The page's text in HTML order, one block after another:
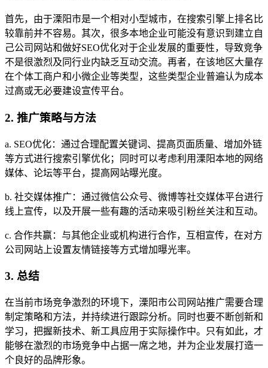
首先，由于溧阳市是一个相对小型城市，在搜索引擎上排名比
较靠前并不容易。其次，很多本地企业可能没有意识到建立自
己公司网站和做好SEO优化对于企业发展的重要性，导致竞争
不是很激烈及同行业内缺乏互动交流。再者，在该地区大量存
在个体工商户和小微企业等类型，这些类型企业普遍认为成本
过高或无必要建设宣传平台。
2. 推广策略与方法
a. SEO优化：通过合理配置关键词、提高页面质量、增加外链
等方式进行搜索引擎优化；同时可以考虑利用溧阳本地的网络
媒体、论坛等平台，提高网站曝光度。
b. 社交媒体推广：通过微信公众号、微博等社交媒体平台进行
线上宣传，以及开展一些有趣的活动来吸引粉丝关注和互动。
c. 合作共赢：与其他企业或机构进行合作，互相宣传，在对方
公司网站上设置友情链接等方式增加曝光率。
3. 总结
在当前市场竞争激烈的环境下，溧阳市公司网站推广需要合理
制定策略和方法，并持续进行跟踪分析。同时也要不断创新和
学习，把握新技术、新工具应用于实际操作中。只有如此，才
能够在激烈的市场竞争中占据一席之地，并为企业发展打造一
个良好的品牌形象。